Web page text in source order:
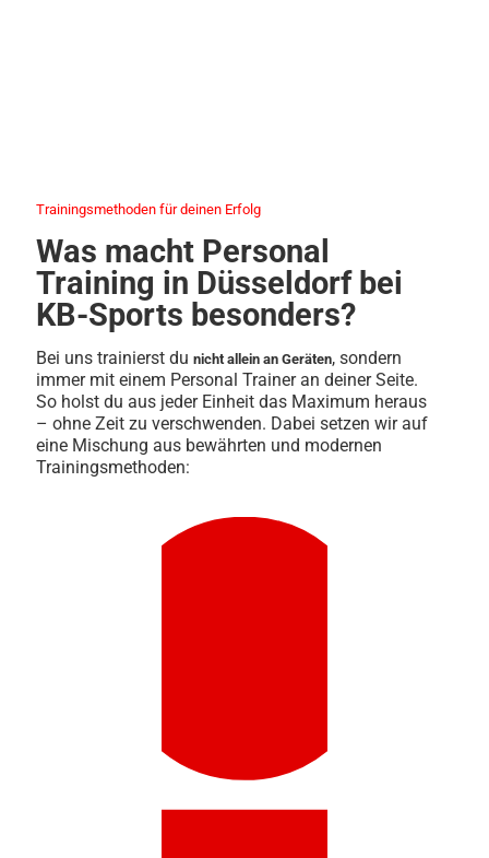
Trainingsmethoden für deinen Erfolg
Was macht Personal
Training in Düsseldorf bei
KB-Sports besonders?
Bei uns trainierst du nicht allein an Geräten, sondern
immer mit einem Personal Trainer an deiner Seite.
So holst du aus jeder Einheit das Maximum heraus
– ohne Zeit zu verschwenden. Dabei setzen wir auf
eine Mischung aus bewährten und modernen
Trainingsmethoden: